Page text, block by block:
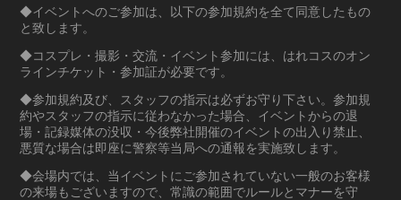
◆イベントへのご参加は、以下の参加規約を全て同意したもの
と致します。
◆コスプレ・撮影・交流・イベント参加には、はれコスのオン
ラインチケット・参加証が必要です。
◆参加規約及び、スタッフの指示は必ずお守り下さい。参加規
約やスタッフの指示に従わなかった場合、イベントからの退
場・記録媒体の没収・今後弊社開催のイベントの出入り禁止、
悪質な場合は即座に警察等当局への通報を実施致します。
◆会場内では、当イベントにご参加されていない一般のお客様
の来場もございますので、常識の範囲でルールとマナーを守